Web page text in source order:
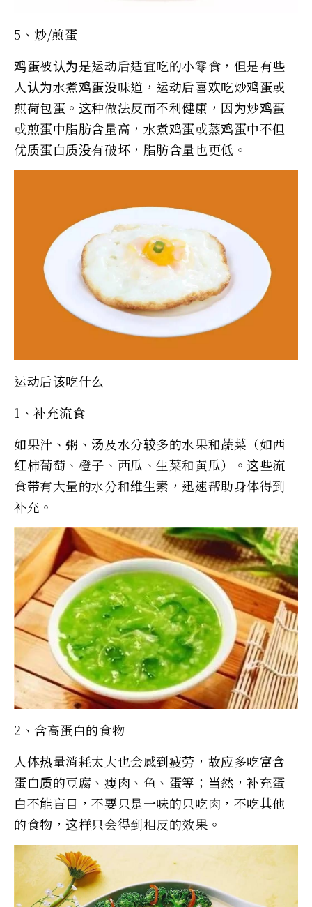
5、炒/煎蛋
鸡蛋被认为是运动后适宜吃的小零食，但是有些
人认为水煮鸡蛋没味道，运动后喜欢吃炒鸡蛋或
煎荷包蛋。这种做法反而不利健康，因为炒鸡蛋
或煎蛋中脂肪含量高，水煮鸡蛋或蒸鸡蛋中不但
优质蛋白质没有破坏，脂肪含量也更低。
运动后该吃什么
1、补充流食
如果汁、粥、汤及水分较多的水果和蔬菜（如西
红柿葡萄、橙子、西瓜、生菜和黄瓜）。这些流
食带有大量的水分和维生素，迅速帮助身体得到
补充。
2、含高蛋白的食物
人体热量消耗太大也会感到疲劳，故应多吃富含
蛋白质的豆腐、瘦肉、鱼、蛋等；当然，补充蛋
白不能盲目，不要只是一味的只吃肉，不吃其他
的食物，这样只会得到相反的效果。